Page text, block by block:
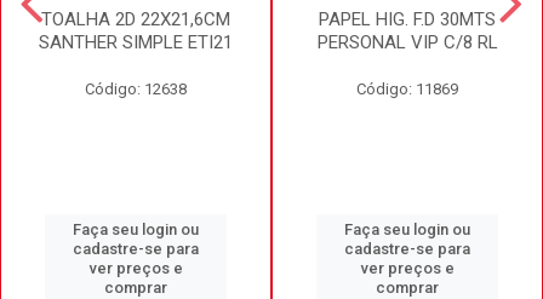
TOALHA 2D 22X21,6CM
SANTHER SIMPLE ETI21
Código: 12638
Faça seu login ou
cadastre-se para
ver preços e
comprar
PAPEL HIG. F.D 30MTS
PERSONAL VIP C/8 RL
Código: 11869
Faça seu login ou
cadastre-se para
ver preços e
comprar